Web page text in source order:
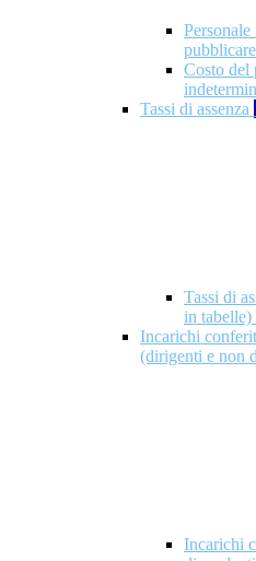
Costo del
Tassi di assenza
Tassi di
in tabelle)
Incarichi
(dirigenti e non
Incarichi